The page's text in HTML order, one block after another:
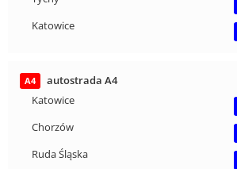
Katowice
A4
autostrada A4
Katowice
Chorzów
Ruda Śląska